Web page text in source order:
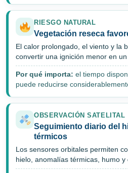
RIESGO NATURAL
Vegetación reseca
El calor prolongado, el viento y la
convertir una ignición menor en
Por qué importa: el tiempo
puede reducirse
OBSERVACIÓN SATELITAL
Seguimiento diario del
térmicos
Los sensores orbitales permiten
hielo, anomalías térmicas, humo